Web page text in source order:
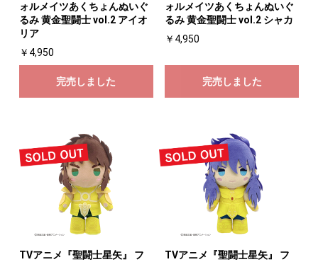
ォルメイツあくちょんぬいぐ
るみ 黄金聖闘士 vol.2 アイオ
リア
￥4,950
完売しました
ォルメイツあくちょんぬいぐ
るみ 黄金聖闘士 vol.2 シャカ
￥4,950
完売しました
TVアニメ『聖闘士星矢』 フ
TVアニメ『聖闘士星矢』 フ